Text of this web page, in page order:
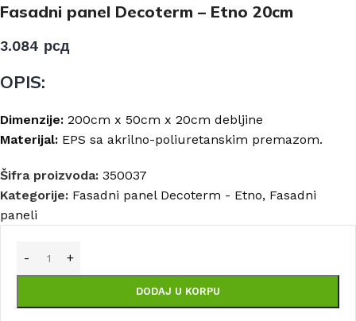
Fasadni panel Decoterm – Etno 20cm
3.084 рсд
OPIS:
Dimenzije: 200cm x 50cm x 20cm debljine
Materijal: EPS sa akrilno-poliuretanskim premazom.
Šifra proizvoda: 350037
Kategorije: Fasadni panel Decoterm - Etno, Fasadni
paneli
DODAJ U KORPU